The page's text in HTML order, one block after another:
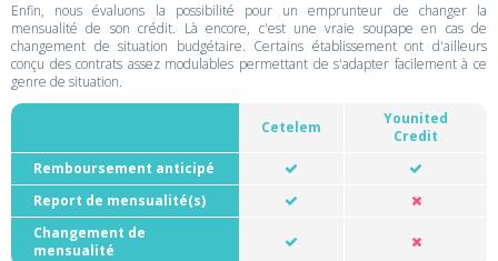
Enfin, nous évaluons la possibilité pour un emprunteur de changer la
mensualité de son crédit. Là encore, c'est une vraie soupape en cas de
changement de situation budgétaire. Certains établissement ont d'ailleurs
conçu des contrats assez modulables permettant de s'adapter facilement à ce
genre de situation.
Cetelem
Younited
Credit
Remboursement anticipé
Report de mensualité(s)
Changement de
mensualité